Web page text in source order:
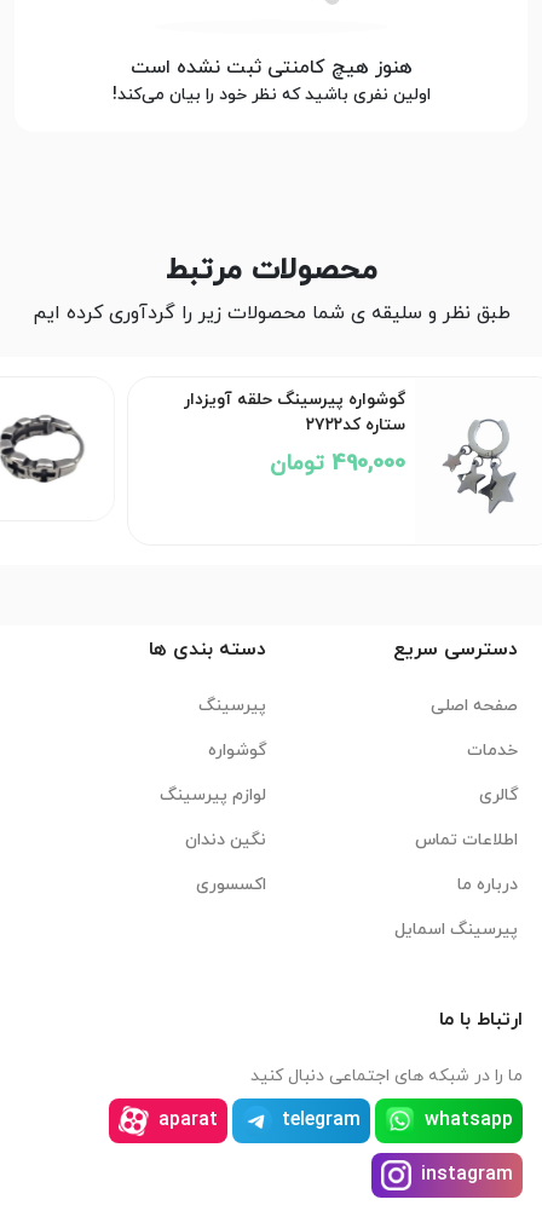
هنوز هیچ کامنتی ثبت نشده است
اولین نفری باشید که نظر خود را بیان می‌کند!
محصولات مرتبط
طبق نظر و سلیقه ی شما محصولات زیر را گردآوری کرده ایم
گوشواره پیرسینگ حلقه کد۲۷۲۱
ناموجود
دسترسی سریع
صفحه اصلی
خدمات
گالری
اطلاعات تماس
درباره ما
پیرسینگ اسمایل
دسته بندی ها
پیرسینگ
گوشواره
لوازم پیرسینگ
نگین دندان
اکسسوری
ارتباط با ما
ما را در شبکه های اجتماعی دنبال کنید
whatsapp
telegram
aparat
instagram